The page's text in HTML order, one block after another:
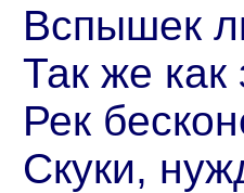
Вспышек
Так же как
Рек
Скуки,